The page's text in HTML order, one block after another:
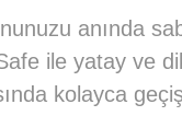
anında
ile yatay ve
kolayca